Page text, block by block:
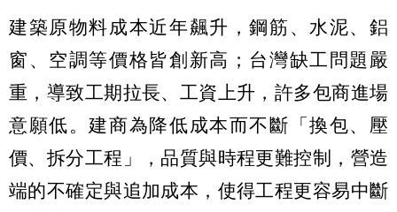
建築原物料成本近年飆升，鋼筋、水泥、鋁
窗、空調等價格皆創新高；台灣缺工問題嚴
重，導致工期拉長、工資上升，許多包商進場
意願低。建商為降低成本而不斷「換包、壓
價、拆分工程」，品質與時程更難控制，營造
端的不確定與追加成本，使得工程更容易中斷